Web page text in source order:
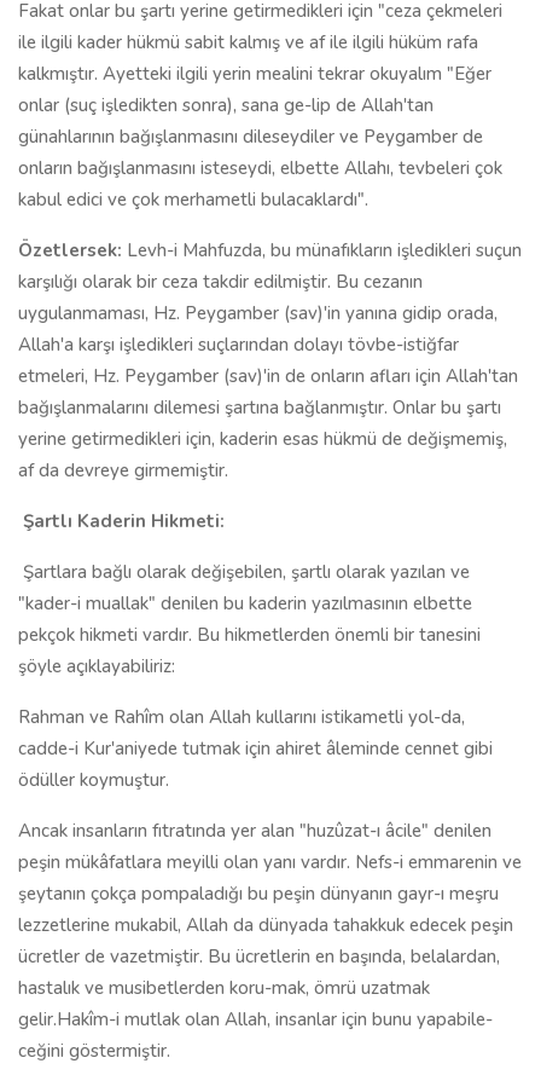
Fakat onlar bu şartı yerine getirmedikleri için "ceza çekmeleri
ile ilgili kader hükmü sabit kalmış ve af ile ilgili hüküm rafa
kalkmıştır. Ayetteki ilgili yerin mealini tekrar okuyalım "Eğer
onlar (suç işledikten sonra), sana ge-lip de Allah'tan
günahlarının bağışlanmasını dileseydiler ve Peygamber de
onların bağışlanmasını isteseydi, elbette Allahı, tevbeleri çok
kabul edici ve çok merhametli bulacaklardı".
Özetlersek: Levh-i Mahfuzda, bu münafıkların işledikleri suçun
karşılığı olarak bir ceza takdir edilmiştir. Bu cezanın
uygulanmaması, Hz. Peygamber (sav)'in yanına gidip orada,
Allah'a karşı işledikleri suçlarından dolayı tövbe-istiğfar
etmeleri, Hz. Peygamber (sav)'in de onların afları için Allah'tan
bağışlanmalarını dilemesi şartına bağlanmıştır. Onlar bu şartı
yerine getirmedikleri için, kaderin esas hükmü de değişmemiş,
af da devreye girmemiştir.
Şartlı Kaderin Hikmeti:
Şartlara bağlı olarak değişebilen, şartlı olarak yazılan ve
"kader-i muallak" denilen bu kaderin yazılmasının elbette
pekçok hikmeti vardır. Bu hikmetlerden önemli bir tanesini
şöyle açıklayabiliriz:
Rahman ve Rahîm olan Allah kullarını istikametli yol-da,
cadde-i Kur'aniyede tutmak için ahiret âleminde cennet gibi
ödüller koymuştur.
Ancak insanların fıtratında yer alan "huzûzat-ı âcile" denilen
peşin mükâfatlara meyilli olan yanı vardır. Nefs-i emmarenin ve
şeytanın çokça pompaladığı bu peşin dünyanın gayr-ı meşru
lezzetlerine mukabil, Allah da dünyada tahakkuk edecek peşin
ücretler de vazetmiştir. Bu ücretlerin en başında, belalardan,
hastalık ve musibetlerden koru-mak, ömrü uzatmak
gelir.Hakîm-i mutlak olan Allah, insanlar için bunu yapabile-
ceğini göstermiştir.